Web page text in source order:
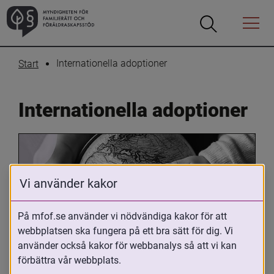
Öppna
Öppna
Menyn
Start Internationella adoptioner
Internationella adoptioner
Oavsett om du är adopterad,
adoptivförälder eller arbetar med
Vi använder kakor
På mfof.se använder vi nödvändiga kakor för att
webbplatsen ska fungera på ett bra sätt för dig. Vi
använder också kakor för webbanalys så att vi kan
förbättra vår webbplats.